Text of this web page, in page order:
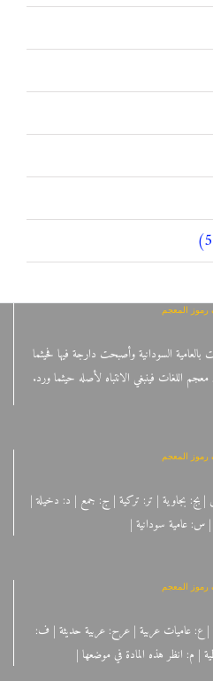
المعجم
بالعامية السودانية وأصبحت دارجة فيها فحيثما
اللغات فينبغي الانتباه لأصله حيثما ورد.
المعجم
| بج: بجاوية | تر: تركية | ج: جمع | د: دخيلة |
س: عامية سودانية |
المعجم
ع: عاميات عربية | عرح: عربية حديثة | ف:
| م: انظر هذه المادة في موضعها |